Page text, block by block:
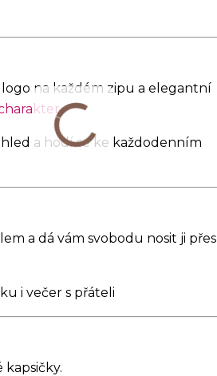
logo na každém zipu a elegantní
a hodí se ke každodenním
a dá vám svobodu nosit ji přes
i večer s přáteli
kapsičky.